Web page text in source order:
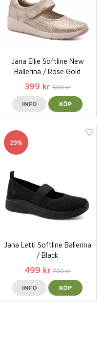
Jana Ellie Softline New
Ballerina / Rose Gold
399 kr 800 kr
INFO KÖP
29%
Jana Letti Softline Ballerina
/ Black
499 kr 700 kr
INFO KÖP